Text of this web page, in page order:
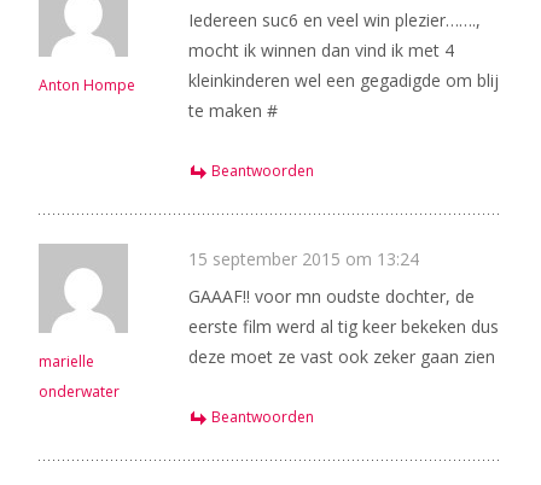
Anton Hompe
Iedereen suc6 en veel win plezier…….,
mocht ik winnen dan vind ik met 4
kleinkinderen wel een gegadigde om blij
te maken #
Beantwoorden
marielle
onderwater
15 september 2015 om 13:24
GAAAF!! voor mn oudste dochter, de
eerste film werd al tig keer bekeken dus
deze moet ze vast ook zeker gaan zien
Beantwoorden